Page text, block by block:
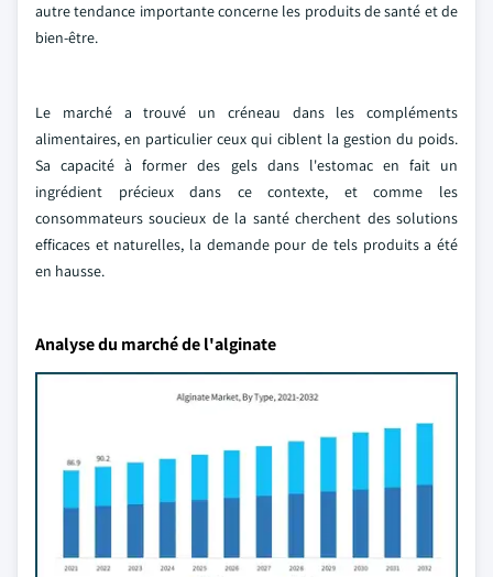
autre tendance importante concerne les produits de santé et de
bien-être.
Le marché a trouvé un créneau dans les compléments
alimentaires, en particulier ceux qui ciblent la gestion du poids.
Sa capacité à former des gels dans l'estomac en fait un
ingrédient précieux dans ce contexte, et comme les
consommateurs soucieux de la santé cherchent des solutions
efficaces et naturelles, la demande pour de tels produits a été
en hausse.
Analyse du marché de l'alginate